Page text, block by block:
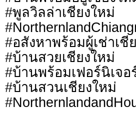
#พูลวิลล่าเชียงใหม่
#อสังหาพร้อมผู้เช่าเชี
#บ้านสวยเชียงใหม่
#บ้านพร้อมเฟอร์นิเจอ
#บ้านสวนเชียงใหม่